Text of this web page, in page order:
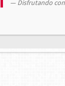
Disfrutando